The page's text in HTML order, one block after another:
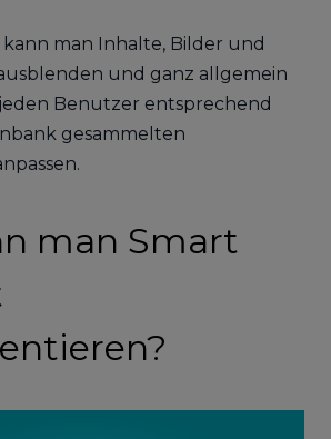
kann man Inhalte, Bilder und
und ganz allgemein
Benutzer entsprechend
gesammelten
man Smart